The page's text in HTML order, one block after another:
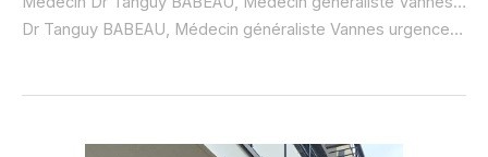
Dr Tanguy BABEAU, Médecin généraliste Vannes urgence à domicile ou SOS médecin :